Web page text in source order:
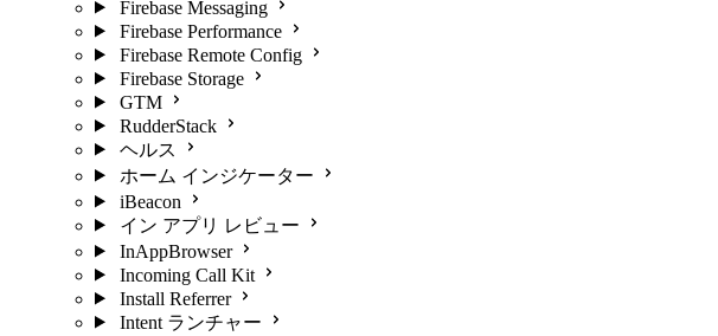
Firebase Messaging
Firebase Performance
Firebase Remote Config
Firebase Storage
GTM
RudderStack
ヘルス
ホーム インジケーター
iBeacon
イン アプリ レビュー
InAppBrowser
Incoming Call Kit
Install Referrer
Intent ランチャー